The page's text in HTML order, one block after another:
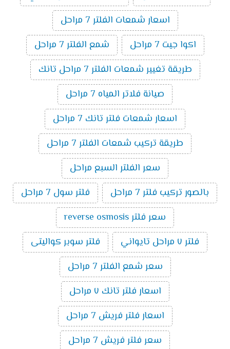
اسعار شمعات الفلتر 7 مراحل
اكوا جيت 7 مراحل
شمع الفلتر 7 مراحل
طريقة تغيير شمعات الفلتر 7 مراحل تانك
صيانة فلاتر المياه 7 مراحل
اسعار شمعات فلتر تانك 7 مراحل
طريقة تركيب شمعات الفلتر 7 مراحل
سعر الفلتر السبع مراحل
بالصور تركيب فلتر 7 مراحل
فلتر سول 7 مراحل
سعر فلتر reverse osmosis
فلتر ٧ مراحل تايواني
فلتر سوبر كواليتى
سعر شمع الفلتر 7 مراحل
اسعار فلتر تانك ٧ مراحل
اسعار فلتر فريش 7 مراحل
سعر فلتر فريش 7 مراحل